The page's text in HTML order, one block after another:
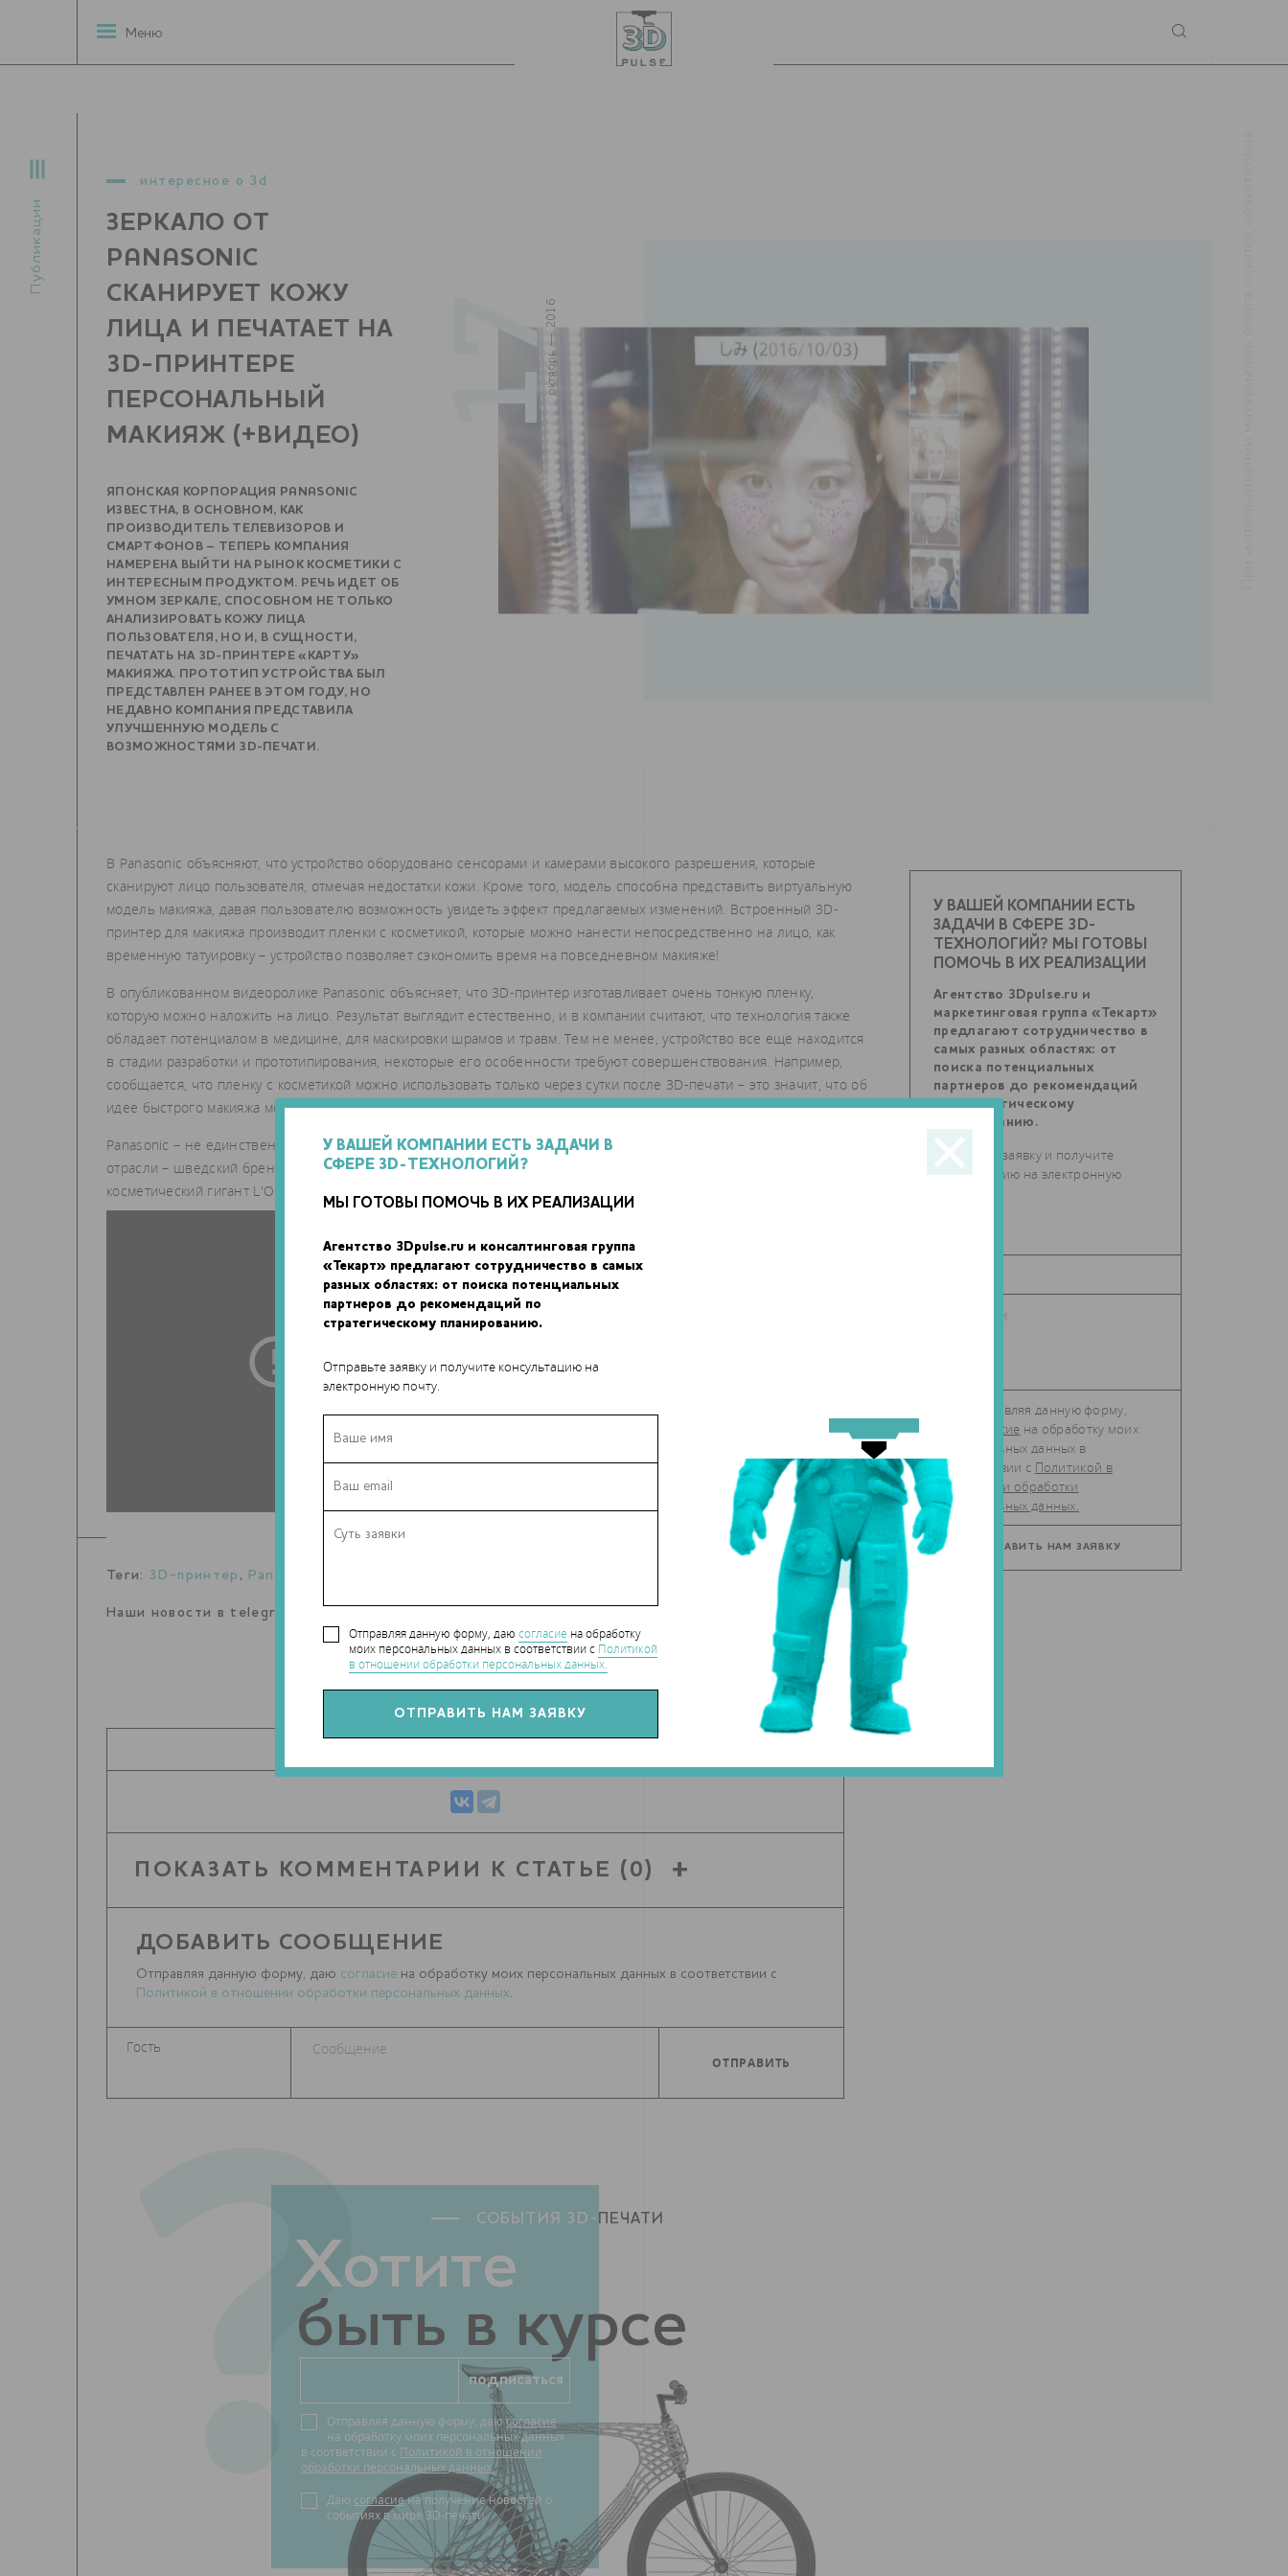
У ВАШЕЙ КОМПАНИИ ЕСТЬ ЗАДАЧИ В
СФЕРЕ 3D-ТЕХНОЛОГИЙ?
МЫ ГОТОВЫ ПОМОЧЬ В ИХ РЕАЛИЗАЦИИ
Агентство 3Dpulse.ru и консалтинговая группа
«Текарт» предлагают сотрудничество в самых
разных областях: от поиска потенциальных
партнеров до рекомендаций по
стратегическому планированию.
Отправьте заявку и получите консультацию на
электронную почту.
Отправляя данную форму, даю согласие на обработку
моих персональных данных в соответствии с Политикой
в отношении обработки персональных данных.
Публикации
Меню
интересное о 3d
ЗЕРКАЛО ОТ
PANASONIC
СКАНИРУЕТ КОЖУ
ЛИЦА И ПЕЧАТАЕТ НА
3D-ПРИНТЕРЕ
ПЕРСОНАЛЬНЫЙ
МАКИЯЖ (+ВИДЕО)
ЯПОНСКАЯ КОРПОРАЦИЯ PANASONIC
ИЗВЕСТНА, В ОСНОВНОМ, КАК
ПРОИЗВОДИТЕЛЬ ТЕЛЕВИЗОРОВ И
СМАРТФОНОВ – ТЕПЕРЬ КОМПАНИЯ
НАМЕРЕНА ВЫЙТИ НА РЫНОК КОСМЕТИКИ С
ИНТЕРЕСНЫМ ПРОДУКТОМ. РЕЧЬ ИДЕТ ОБ
УМНОМ ЗЕРКАЛЕ, СПОСОБНОМ НЕ ТОЛЬКО
АНАЛИЗИРОВАТЬ КОЖУ ЛИЦА
ПОЛЬЗОВАТЕЛЯ, НО И, В СУЩНОСТИ,
ПЕЧАТАТЬ НА 3D-ПРИНТЕРЕ «КАРТУ»
МАКИЯЖА. ПРОТОТИП УСТРОЙСТВА БЫЛ
ПРЕДСТАВЛЕН РАНЕЕ В ЭТОМ ГОДУ, НО
НЕДАВНО КОМПАНИЯ ПРЕДСТАВИЛА
УЛУЧШЕННУЮ МОДЕЛЬ С
ВОЗМОЖНОСТЯМИ 3D-ПЕЧАТИ.
17
октябрь — 2016
В Panasonic объясняют, что устройство оборудовано сенсорами и камерами высокого разрешения, которые
сканируют лицо пользователя, отмечая недостатки кожи. Кроме того, модель способна представить виртуальную
модель макияжа, давая пользователю возможность увидеть эффект предлагаемых изменений. Встроенный 3D-
принтер для макияжа производит пленки с косметикой, которые можно нанести непосредственно на лицо, как
временную татуировку – устройство позволяет сэкономить время на повседневном макияже!
В опубликованном видеоролике Panasonic объясняет, что 3D-принтер изготавливает очень тонкую пленку,
которую можно наложить на лицо. Результат выглядит естественно, и в компании считают, что технология также
обладает потенциалом в медицине, для маскировки шрамов и травм. Тем не менее, устройство все еще находится
в стадии разработки и прототипирования, некоторые его особенности требуют совершенствования. Например,
сообщается, что пленку с косметикой можно использовать только через сутки после 3D-печати – это значит, что об
идее быстрого макияжа можно забыть. Пока неизвестно, когда умное зеркало с 3D-принтером поступит в продажу.
Panasonic – не единственная компания, которая занимается 3D-печатью косметики. Среди конкурентов в этой
отрасли – шведский бренд Foreo и 3D-принтер MODA, британские разработчики ручки для 3D-печати макияжа и
косметический гигант L'Oreal, работающий над 3D-биопечатью тканей.
Теги:3D-принтер , Panasonic
Наши новости в telegram канале:
ПОКАЗАТЬ КОММЕНТАРИИ К СТАТЬЕ (0)
ДОБАВИТЬ СООБЩЕНИЕ
Отправляя данную форму, даю согласие на обработку моих персональных данных в соответствии с
Политикой в отношении обработки персональных данных.
?
Хотите
быть в курсе
СОБЫТИЯ 3D- ПЕЧАТИ
Отправляя данную форму, даюсогласие
на обработку моих персональных данных
в соответствии с Политикой в отношении
обработки персональных данных.
Даю согласиена получение новостей о
событиях в мире 3D-печати.
У ВАШЕЙ КОМПАНИИ ЕСТЬ
ЗАДАЧИ В СФЕРЕ 3D-
ТЕХНОЛОГИЙ? МЫ ГОТОВЫ
ПОМОЧЬ В ИХ РЕАЛИЗАЦИИ
Агентство 3Dpulse.ru и
маркетинговая группа «Текарт»
предлагают сотрудничество в
самых разных областях: от
поиска потенциальных
партнеров до рекомендаций
по стратегическому
планированию.
Отправьте заявку и получите
консультацию на электронную
Отправляя данную форму,
согласие
персональных данных в
соответствии с Политикой в
отношении обработки
персональных данных.